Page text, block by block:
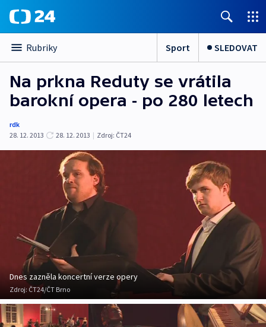
Rubriky Sport SLEDOVAT
Na prkna Reduty se vrátila
barokní opera - po 280 letech
rdk
28. 12. 2013
28. 12. 2013 | Zdroj: ČT24
Dnes zazněla koncertní verze opery
Zdroj: ČT24/ČT Brno